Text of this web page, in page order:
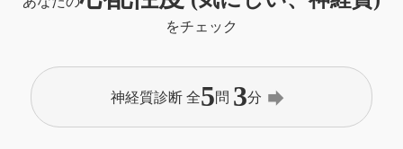
をチェック
神経質診断 全5問 3分 forward